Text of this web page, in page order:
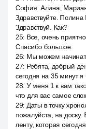
София. Алина,
Здравствуйте. Полина
Здравствуй. Как?
25: Все, очень
Спасибо большое.
26: Мы можем
27: Ребята, добрый
сегодня на 35 минут
28: У меня 1 к вам
что для вас самое
29: Даты в точку
пожалуйста, на доску.
ленту, которая